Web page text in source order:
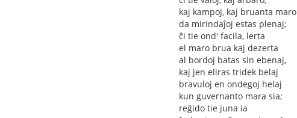
kaj kampoj, kaj bruanta maro
da mirindaĵoj estas plenaj;
ĉi tie ond' facila, lerta
el maro brua kaj dezerta
al bordoj batas sin ebenaj,
kaj jen eliras tridek belaj
bravuloj en ondegoj helaj
kun guvernanto mara sia;
reĝido tie juna ia